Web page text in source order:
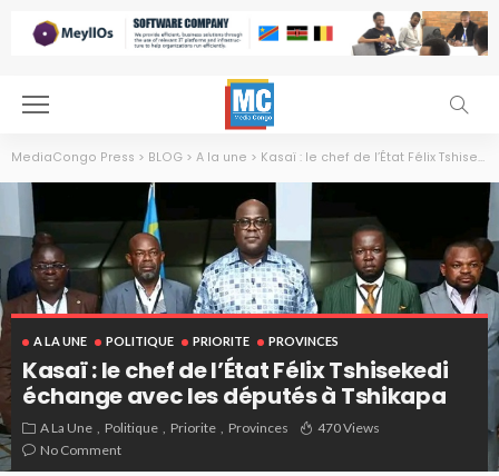
MediaCongo Press > BLOG > A la une > Kasaï : le chef de l’État Félix Tshisekedi échange avec les députés à Tshikapa
A LA UNE POLITIQUE PRIORITE PROVINCES
Kasaï : le chef de l’État Félix Tshisekedi
échange avec les députés à Tshikapa
A La Une Politique Priorite Provinces
470 Views
No Comment